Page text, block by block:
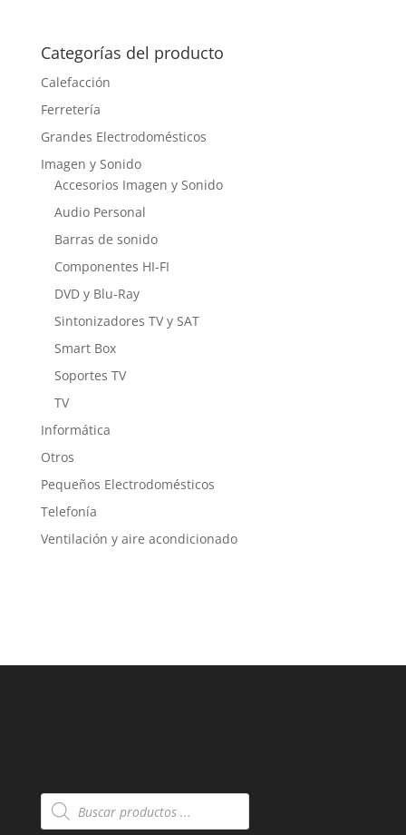
Categorías del producto
Calefacción
Ferretería
Grandes Electrodomésticos
Imagen y Sonido
Accesorios Imagen y Sonido
Audio Personal
Barras de sonido
Componentes HI-FI
DVD y Blu-Ray
Sintonizadores TV y SAT
Smart Box
Soportes TV
TV
Informática
Otros
Pequeños Electrodomésticos
Telefonía
Ventilación y aire acondicionado
Búsqueda
de